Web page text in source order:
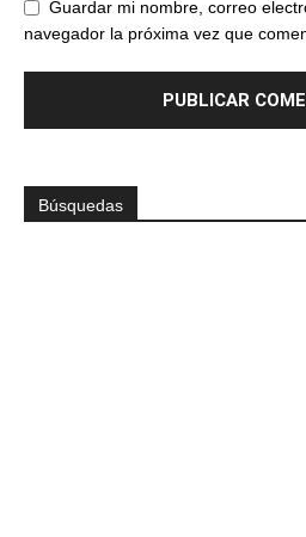
Guardar mi nombre, correo
navegador la próxima vez que
Búsquedas